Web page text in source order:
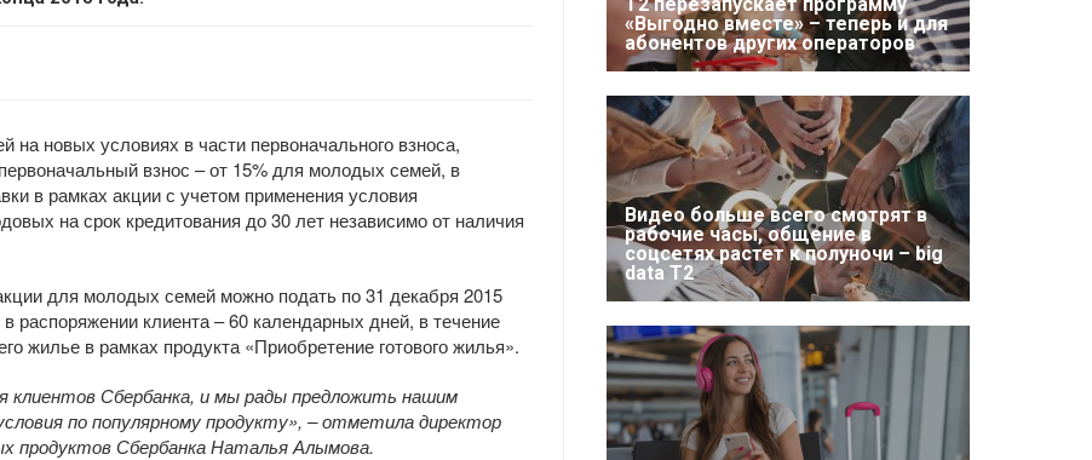
новых условиях в части первоначального взноса,
взнос – от 15% для молодых семей, в
в рамках акции с учетом применения условия
на срок кредитования до 30 лет независимо от наличия
для молодых семей можно подать по 31 декабря 2015
распоряжении клиента – 60 календарных дней, в течение
жилье в рамках продукта «Приобретение готового жилья».
клиентов Сбербанка, и мы рады предложить нашим
по популярному продукту», – отметила директор
продуктов Сбербанка Наталья Алымова.
«Выгодно вместе» – теперь и для
абонентов других операторов
Видео больше всего смотрят в
рабочие часы, общение в
соцсетях растет к полуночи – big
data T2